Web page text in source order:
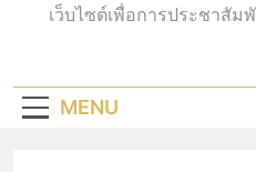
เว็บไซต์เพื่อการประชาสัม
MENU